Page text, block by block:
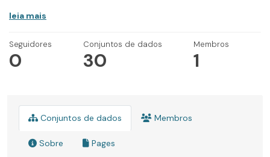
leia mais
Seguidores
0
Conjuntos de dados
30
Membros
1
Conjuntos de dados Membros
Sobre Pages